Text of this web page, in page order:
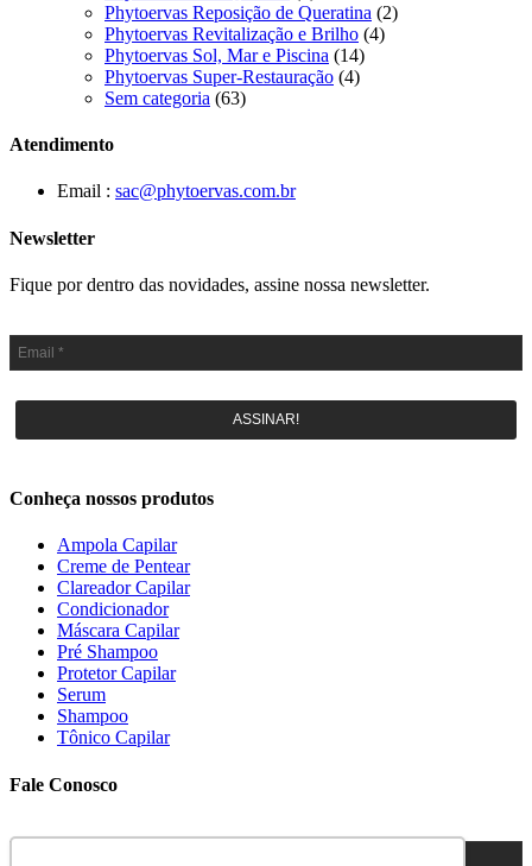
Phytoervas Reposição de Queratina (2)
Phytoervas Revitalização e Brilho (4)
Phytoervas Sol, Mar e Piscina (14)
Phytoervas Super-Restauração (4)
Sem categoria (63)
Atendimento
Email : sac@phytoervas.com.br
Newsletter
Fique por dentro das novidades, assine nossa newsletter.
ASSINAR!
Conheça nossos produtos
Ampola Capilar
Creme de Pentear
Clareador Capilar
Condicionador
Máscara Capilar
Pré Shampoo
Protetor Capilar
Serum
Shampoo
Tônico Capilar
Fale Conosco